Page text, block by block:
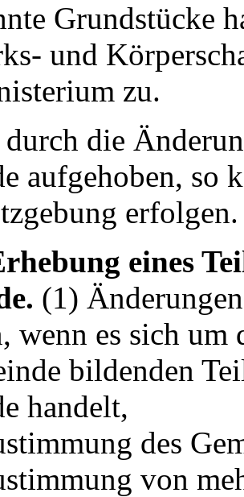
Grundstücke
und
zu.
die
aufgehoben, so
erfolgen.
eines
(1)
wenn es sich um
bildenden
handelt,
des
von